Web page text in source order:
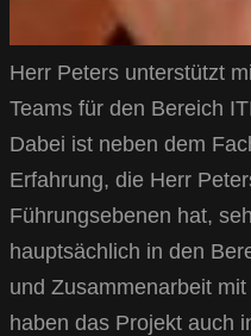
Herr Peters unterstützt
Teams für den Bereich
Dabei ist neben dem
Erfahrung, die Herr
Führungsebenen hat,
hauptsächlich in den
und Zusammenarbeit
haben das Projekt auch